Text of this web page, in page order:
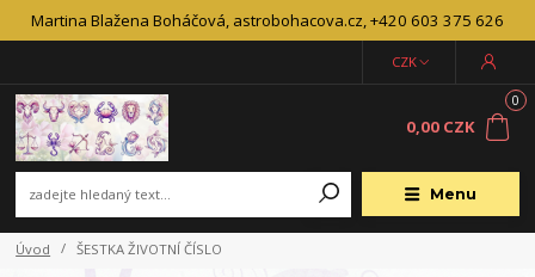
Martina Blažena Boháčová, astrobohacova.cz, +420 603 375 626
Menu
CZK
0
0,00 CZK
Úvod ŠESTKA ŽIVOTNÍ ČÍSLO